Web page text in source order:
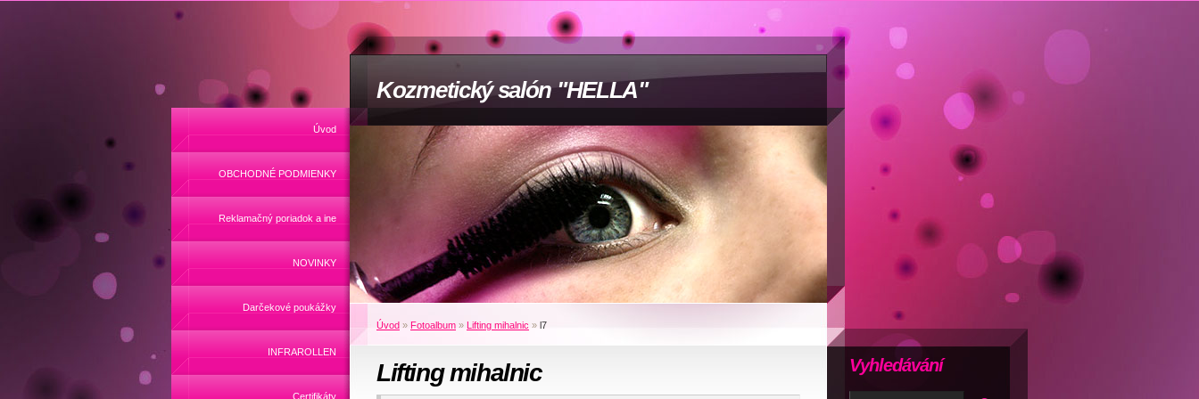
Kozmetický salón "HELLA"
Úvod
OBCHODNÉ PODMIENKY
Reklamačný poriadok a ine
NOVINKY
Darčekové poukážky
INFRAROLLEN
Certifikáty
Úvod » Fotoalbum » Lifting mihalnic » l7
Lifting mihalnic Vyhledávání